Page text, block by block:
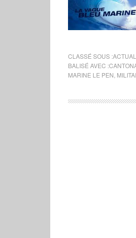
CLASSÉ SOUS :
BALISÉ AVEC :
MARINE LE PEN